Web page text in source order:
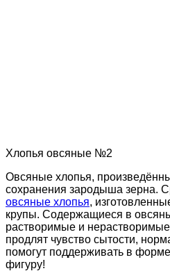
Хлопья овсяные №2
Овсяные хлопья,
сохранения зародыша зерна.
овсяные хлопья,
крупы. Содержащиеся в
растворимые и
продлят чувство сытости,
помогут поддерживать в
фигуру!